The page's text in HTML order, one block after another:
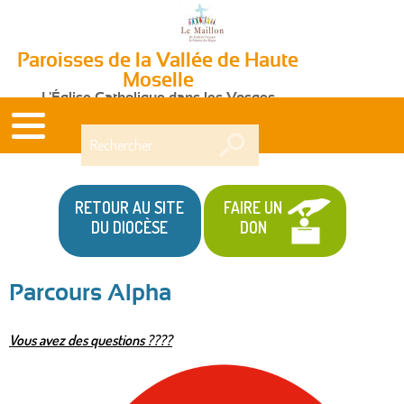
Paroisses de la Vallée de Haute
Moselle
L'Église Catholique dans les Vosges
RETOUR AU SITE
DU DIOCÈSE
FAIRE UN
DON
Parcours Alpha
Vous avez des questions ????